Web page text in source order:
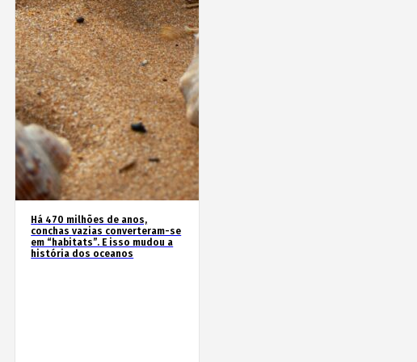
Há 470 milhões de anos,
conchas vazias converteram-se
em “habitats”. E isso mudou a
história dos oceanos